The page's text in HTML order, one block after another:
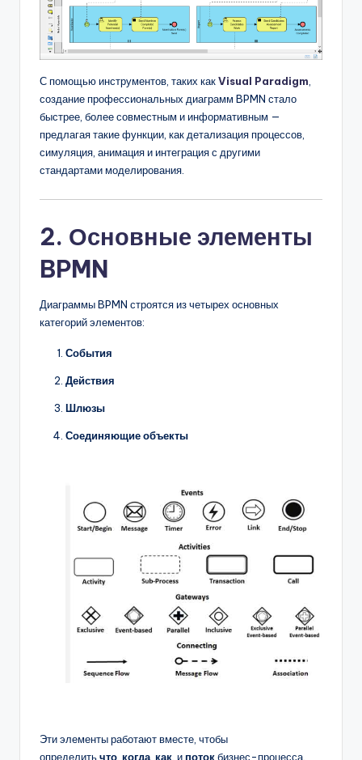
С помощью инструментов, таких какVisual Paradigm
создание профессиональных диаграмм BPMN стало
быстрее, более совместным и информативным —
предлагая такие функции, как детализация процессов,
симуляция, анимация и интеграция с другими
стандартами моделирования.
2. Основные элементы
BPMN
Диаграммы BPMN строятся из четырех основных
категорий элементов:
События
Действия
Шлюзы
Соединяющие объекты
Эти элементы работают вместе, чтобы
определитьчто когда как , ипотокбизнес-процесса.